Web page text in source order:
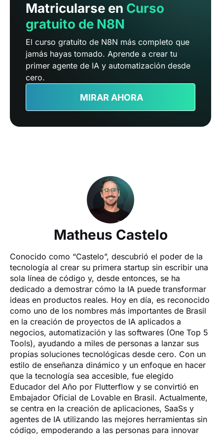
Matricularse en Curso
gratuito de N8N
El curso gratuito de N8N más completo que
jamás hayas tomado. Aprende a crear tu
primer agente de IA y automatización desde
cero.
MIRAR AHORA
Matheus Castelo
Conocido como “Castelo”, descubrió el poder de la
tecnología al crear su primera startup sin escribir una
sola línea de código y, desde entonces, se ha
dedicado a demostrar cómo la IA puede transformar
ideas en productos reales. Hoy en día, es reconocido
como uno de los nombres más importantes de Brasil
en la creación de proyectos de IA aplicados a
negocios, automatización y las softwares (One Top 5
Tools), ayudando a miles de personas a lanzar sus
propias soluciones tecnológicas desde cero. Con un
estilo de enseñanza dinámico y un enfoque en hacer
que la tecnología sea accesible, fue elegido
Educador del Año por Flutterflow y se convirtió en
Embajador Oficial de Lovable en Brasil. Actualmente,
se centra en la creación de aplicaciones, SaaSs y
agentes de IA utilizando las mejores herramientas sin
código, empoderando a las personas para innovar